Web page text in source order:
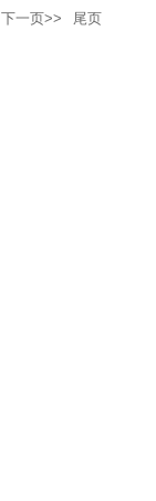
下一页>>
尾页